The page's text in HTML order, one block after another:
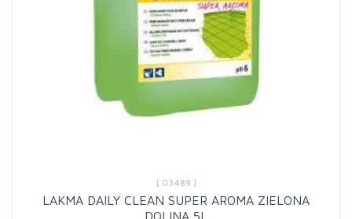
[ 03489 ]
LAKMA DAILY CLEAN SUPER AROMA ZIELONA
DOLINA 5L